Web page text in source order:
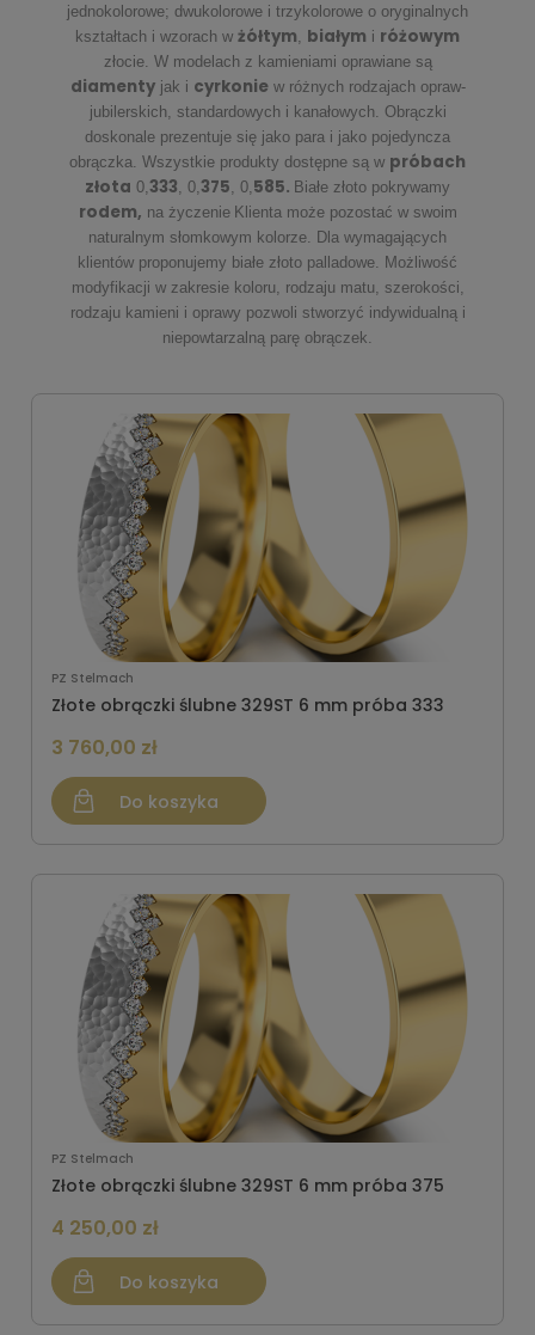
jednokolorowe; dwukolorowe i trzykolorowe o oryginalnych
kształtach i wzorach w żółtym białym i różowym
złocie. W modelach z kamieniami oprawiane są
diamentyjak i cyrkoniew różnych rodzajach opraw-
jubilerskich, standardowych i kanałowych. Obrączki
doskonale prezentuje się jako para i jako pojedyncza
obrączka. Wszystkie produkty dostępne są w próbach
złota 0, 333 , 0, 375 , 0, 585. Białe złoto pokrywamy
rodem, na życzenie Klienta może pozostać w swoim
naturalnym słomkowym kolorze. Dla wymagających
klientów proponujemy białe złoto palladowe. Możliwość
modyfikacji w zakresie koloru, rodzaju matu, szerokości,
rodzaju kamieni i oprawy pozwoli stworzyć indywidualną i
niepowtarzalną parę obrączek.
PZ Stelmach
Złote obrączki ślubne 329ST 6 mm próba 333
3 760,00 zł
Do koszyka
PZ Stelmach
Złote obrączki ślubne 329ST 6 mm próba 375
4 250,00 zł
Do koszyka